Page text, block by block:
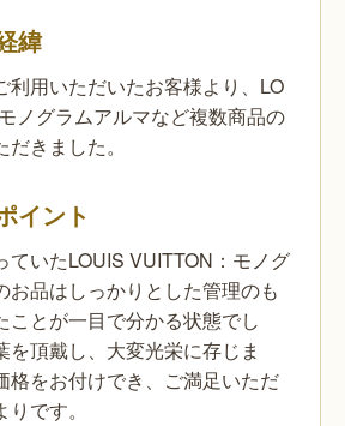
緯
利用いただいたお客様より、LO
ノグラムアルマなど複数商品の
きました。
イント
ていたLOUIS VUITTON：モノグ
お品はしっかりとした管理のも
ことが一目で分かる状態でし
を頂戴し、大変光栄に存じま
格をお付けでき、ご満足いただ
です。